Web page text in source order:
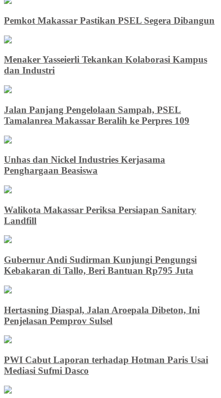
Pemkot Makassar Pastikan PSEL Segera Dibangun
Menaker Yasseierli Tekankan Kolaborasi Kampus
dan Industri
Jalan Panjang Pengelolaan Sampah, PSEL
Tamalanrea Makassar Beralih ke Perpres 109
Unhas dan Nickel Industries Kerjasama
Penghargaan Beasiswa
Walikota Makassar Periksa Persiapan Sanitary
Landfill
Gubernur Andi Sudirman Kunjungi Pengungsi
Kebakaran di Tallo, Beri Bantuan Rp795 Juta
Hertasning Diaspal, Jalan Aroepala Dibeton, Ini
Penjelasan Pemprov Sulsel
PWI Cabut Laporan terhadap Hotman Paris Usai
Mediasi Sufmi Dasco